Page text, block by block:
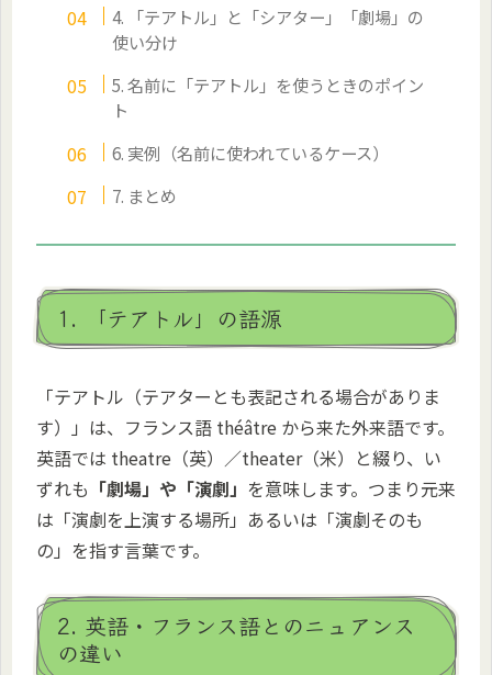
4. 「テアトル」と「シアター」「劇場」の
使い分け
5. 名前に「テアトル」を使うときのポイン
ト
6. 実例（名前に使われているケース）
7. まとめ
1. 「テアトル」の語源
「テアトル（テアターとも表記される場合がありま
す）」は、フランス語 théâtre から来た外来語です。
英語では theatre （英）／theater（米）と綴り、い
ずれも 「劇場」や「演劇」 を意味します。つまり元来
は「演劇を上演する場所」あるいは「演劇そのも
の」を指す言葉です。
2. 英語・フランス語とのニュアンス
の違い